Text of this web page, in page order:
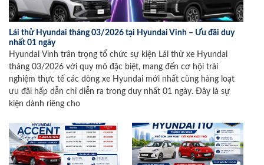
Lái thử Hyundai tháng 03/2026 tại Hyundai Vinh – Ưu đãi duy
nhất 01 ngày
Hyundai Vinh trân trọng tổ chức sự kiện Lái thử xe Hyundai
tháng 03/2026 với quy mô đặc biệt, mang đến cơ hội trải
nghiệm thực tế các dòng xe Hyundai mới nhất cùng hàng loạt
ưu đãi hấp dẫn chỉ diễn ra trong duy nhất 01 ngày. Đây là sự
kiện dành riêng cho